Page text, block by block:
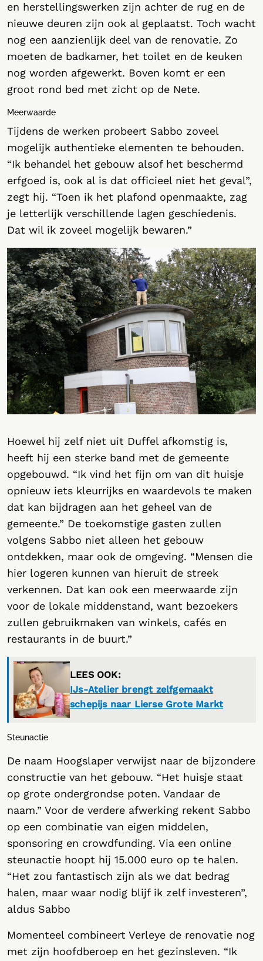
en herstellingswerken zijn achter de rug en de
nieuwe deuren zijn ook al geplaatst. Toch wacht
nog een aanzienlijk deel van de renovatie. Zo
moeten de badkamer, het toilet en de keuken
nog worden afgewerkt. Boven komt er een
groot rond bed met zicht op de Nete.
Meerwaarde
Tijdens de werken probeert Sabbo zoveel
mogelijk authentieke elementen te behouden.
“Ik behandel het gebouw alsof het beschermd
erfgoed is, ook al is dat officieel niet het geval”,
zegt hij. “Toen ik het plafond openmaakte, zag
je letterlijk verschillende lagen geschiedenis.
Dat wil ik zoveel mogelijk bewaren.”
Hoewel hij zelf niet uit Duffel afkomstig is,
heeft hij een sterke band met de gemeente
opgebouwd. “Ik vind het fijn om van dit huisje
opnieuw iets kleurrijks en waardevols te maken
dat kan bijdragen aan het geheel van de
gemeente.” De toekomstige gasten zullen
volgens Sabbo niet alleen het gebouw
ontdekken, maar ook de omgeving. “Mensen die
hier logeren kunnen van hieruit de streek
verkennen. Dat kan ook een meerwaarde zijn
voor de lokale middenstand, want bezoekers
zullen gebruikmaken van winkels, cafés en
restaurants in de buurt.”
LEES OOK:
IJs-Atelier brengt zelfgemaakt
schepijs naar Lierse Grote Markt
Steunactie
De naam Hoogslaper verwijst naar de bijzondere
constructie van het gebouw. “Het huisje staat
op grote ondergrondse poten. Vandaar de
naam.” Voor de verdere afwerking rekent Sabbo
op een combinatie van eigen middelen,
sponsoring en crowdfunding. Via een online
steunactie hoopt hij 15.000 euro op te halen.
“Het zou fantastisch zijn als we dat bedrag
halen, maar waar nodig blijf ik zelf investeren”,
aldus Sabbo
Momenteel combineert Verleye de renovatie nog
met zijn hoofdberoep en het gezinsleven. “Ik